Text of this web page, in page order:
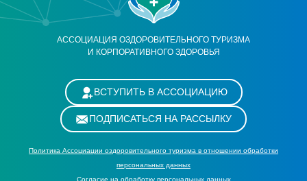
АССОЦИАЦИЯ ОЗДОРОВИТЕЛЬНОГО ТУРИЗМА
И КОРПОРАТИВНОГО ЗДОРОВЬЯ
ВСТУПИТЬ В АССОЦИАЦИЮ
ПОДПИСАТЬСЯ НА РАССЫЛКУ
Политика Ассоциации оздоровительного туризма в отношении обработки
персональных данных
Cогласие на обработку персональных данных